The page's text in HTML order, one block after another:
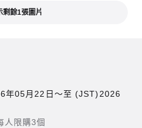
剩餘1張圖片
年05月22日〜至 (JST)2026
人限購3個